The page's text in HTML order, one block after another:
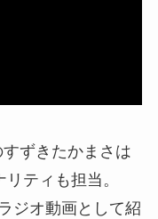
ずきたかまさは
ティも担当。
ジオ動画として紹